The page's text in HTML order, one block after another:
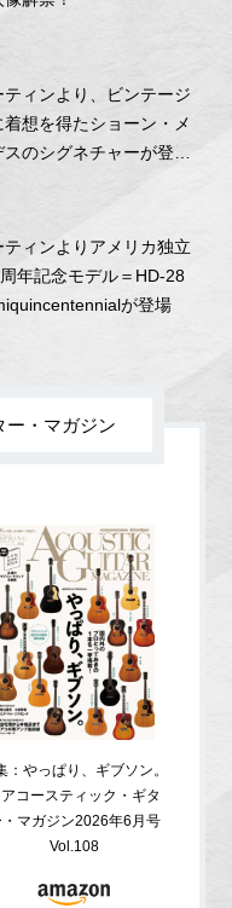
ティンより、ビンテージ
着想を得たショーン・メ
スのシグネチャーが登
ティンよりアメリカ独立
年記念モデル＝HD-28
が登場
ー・マガジン
：やっぱり、ギブソン。
アコースティック・ギタ
・マガジン2026年6月号
Vol.108